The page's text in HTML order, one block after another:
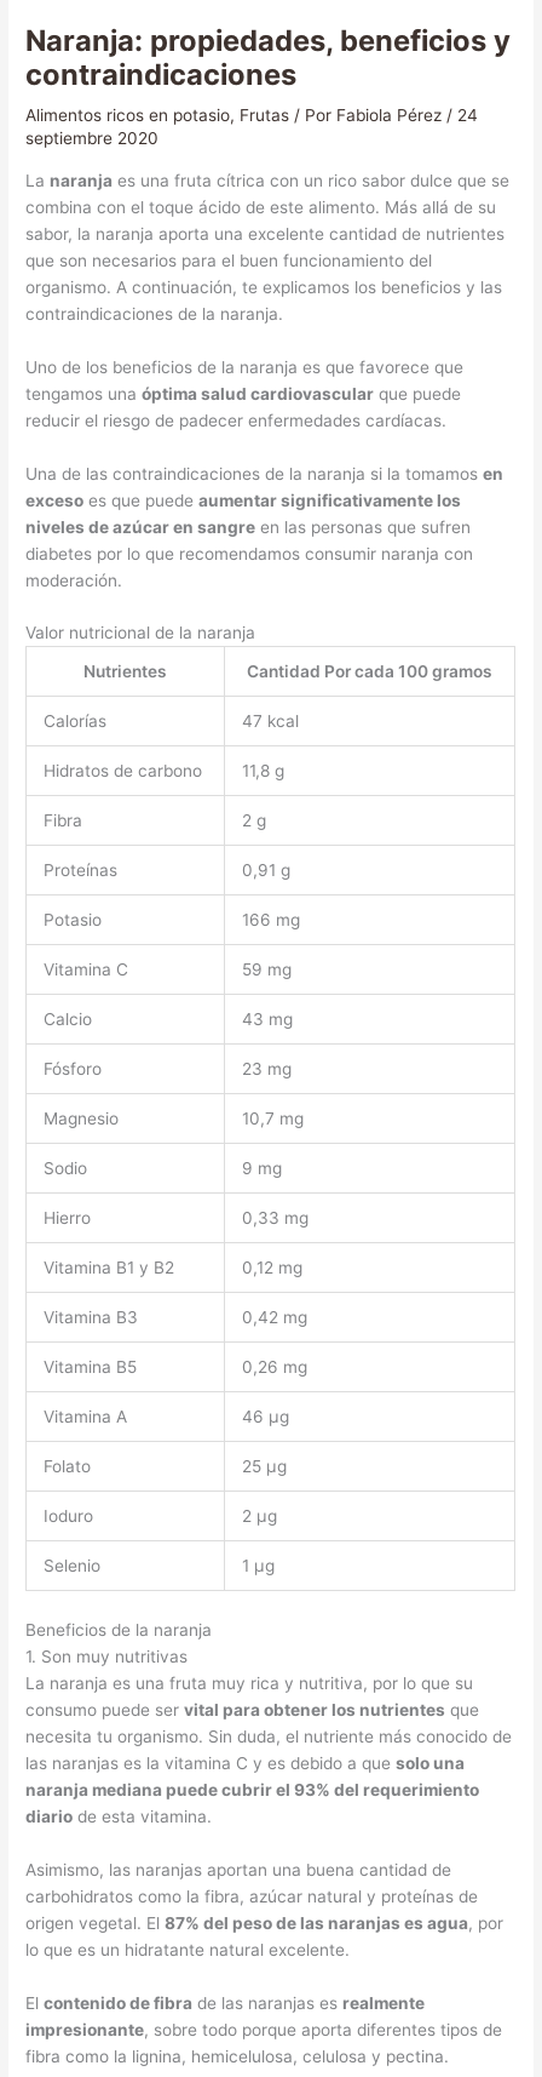
Naranja: propiedades, beneficios y
contraindicaciones
Alimentos ricos en potasio, Frutas / Por Fabiola Pérez / 24
septiembre 2020
La naranja es una fruta cítrica con un rico sabor dulce que se
combina con el toque ácido de este alimento. Más allá de su
sabor, la naranja aporta una excelente cantidad de nutrientes
que son necesarios para el buen funcionamiento del
organismo. A continuación, te explicamos los beneficios y las
contraindicaciones de la naranja.
Uno de los beneficios de la naranja es que favorece que
tengamos unaóptima salud cardiovascular que puede
reducir el riesgo de padecer enfermedades cardíacas.
Una de las contraindicaciones de la naranja si la tomamosen
exceso es que puedeaumentar significativamente los
niveles de azúcar en sangre en las personas que sufren
diabetes por lo que recomendamos consumir naranja con
moderación.
Valor nutricional de la naranja
Nutrientes
Cantidad Por cada 100 gramos
Calorías 47 kcal
Hidratos de carbono 11,8 g
Fibra 2 g
Proteínas 0,91 g
Potasio 166 mg
Vitamina C 59 mg
Calcio 43 mg
Fósforo 23 mg
Magnesio 10,7 mg
Sodio 9 mg
Hierro 0,33 mg
Vitamina B1 y B2 0,12 mg
Vitamina B3 0,42 mg
Vitamina B5 0,26 mg
Vitamina A 46 μg
Folato 25 μg
Ioduro 2 μg
Selenio 1 μg
Beneficios de la naranja
1. Son muy nutritivas
La naranja es una fruta muy rica y nutritiva, por lo que su
consumo puede servital para obtener los nutrientes que
necesita tu organismo. Sin duda, el nutriente más conocido de
las naranjas es la vitamina C y es debido a quesolo una
naranja mediana puede cubrir el 93% del requerimiento
diario de esta vitamina.
Asimismo, las naranjas aportan una buena cantidad de
carbohidratos como la fibra, azúcar natural y proteínas de
origen vegetal. El87% del peso de las naranjas es agua, por
lo que es un hidratante natural excelente.
Elcontenido de fibra de las naranjas es realmente
impresionante, sobre todo porque aporta diferentes tipos de
fibra como la lignina, hemicelulosa, celulosa y pectina.